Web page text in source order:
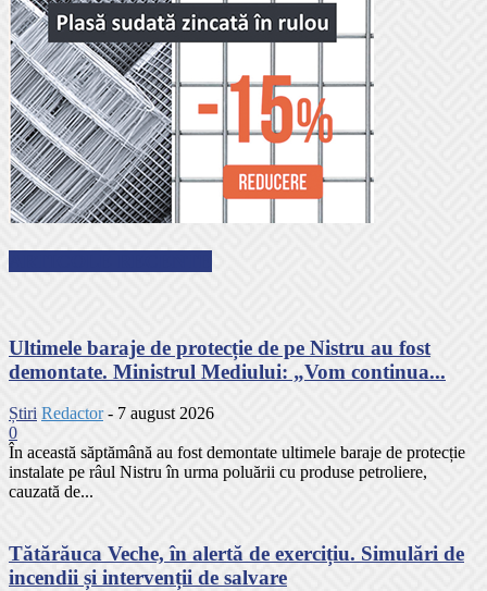
Ultimele baraje de protecție de pe Nistru au fost
demontate. Ministrul Mediului: „Vom continua...
Știri Redactor - 7 august 2026
0
În această săptămână au fost demontate ultimele baraje de protecție
instalate pe râul Nistru în urma poluării cu produse petroliere,
cauzată de...
Tătărăuca Veche, în alertă de exercițiu. Simulări de
incendii și intervenții de salvare